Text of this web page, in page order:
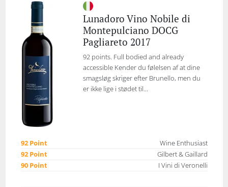
Lunadoro Vino Nobile di
Montepulciano DOCG
Pagliareto 2017
92 points. Full bodied and already
accessible Kender du følelsen af at dine
smagsløg skriger efter Brunello, men du
er ikke lige i stødet til...
92 Point
Wine Enthusiast
92 Point
Gilbert & Gaillard
90 Point
I Vini di Veronelli